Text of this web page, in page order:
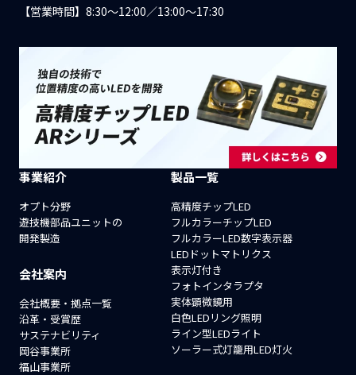
【営業時間】8:30〜12:00／13:00〜17:30
事業紹介
オプト分野
遊技機部品ユニットの
開発製造
製品一覧
高精度チップLED
フルカラーチップLED
フルカラーLED数字表示器
LEDドットマトリクス
表示灯付き
フォトインタラプタ
実体顕微鏡用
白色LEDリング照明
ライン型LEDライト
ソーラー式灯籠用LED灯火
会社案内
会社概要・拠点一覧
沿革・受賞歴
サステナビリティ
岡谷事業所
福山事業所